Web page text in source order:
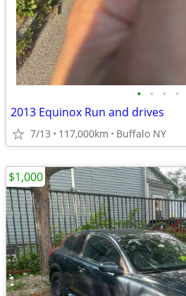
• • • •
2013 Equinox Run and drives
7/13 117,000km Buffalo NY
$1,000